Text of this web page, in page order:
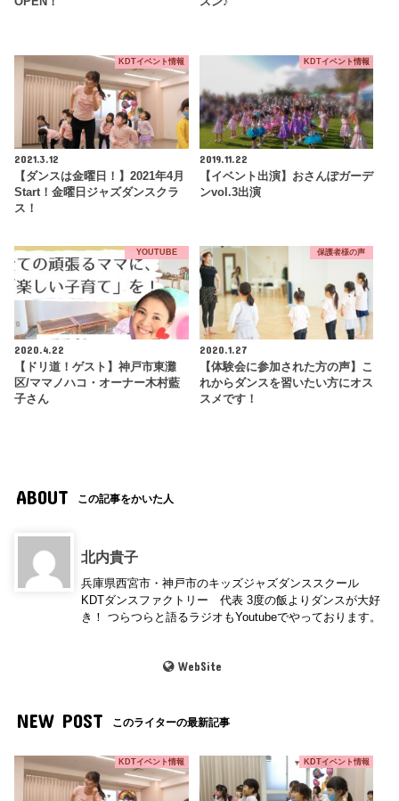
KDTイベント情報
2021.3.12
【ダンスは金曜日！】2021年4月
Start！金曜日ジャズダンスクラ
ス！
KDTイベント情報
2019.11.22
【イベント出演】おさんぽガーデ
ンvol.3出演
YOUTUBE
2020.4.22
【ドリ道！ゲスト】神戸市東灘
区/ママノハコ・オーナー木村藍
子さん
保護者様の声
2020.1.27
【体験会に参加された方の声】こ
れからダンスを習いたい方にオス
スメです！
ABOUT この記事をかいた人
北内貴子
兵庫県西宮市・神戸市のキッズジャズダンススクール
KDTダンスファクトリー 代表 3度の飯よりダンスが大好
き！ つらつらと語るラジオもYoutubeでやっております。
WebSite
NEW POST このライターの最新記事
KDTイベント情報 KDTイベント情報